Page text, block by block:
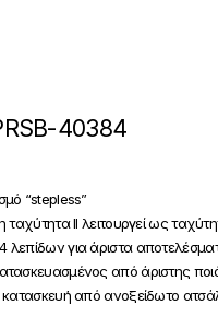
40384
“stepless”
ΙΙ λειτουργεί ως
για άριστα
από άριστης
από ανοξείδωτο